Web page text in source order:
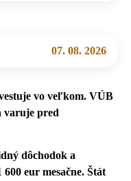
07. 08. 2026
vo veľkom. VÚB
varuje pred
dôchodok a
eur mesačne. Štát